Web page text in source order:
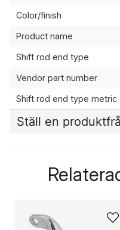
Color/finish
Product name
Shift rod end type
Vendor part number
Shift rod end type metric
Ställ en
name
Namn